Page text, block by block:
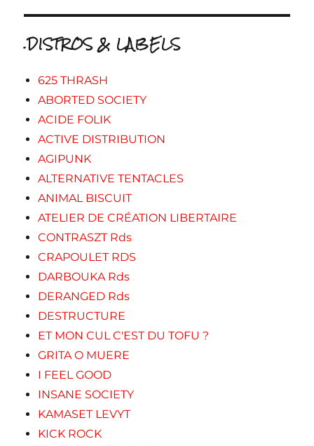
.DISTROS & LABELS
625 THRASH
ABORTED SOCIETY
ACIDE FOLIK
ACTIVE DISTRIBUTION
AGIPUNK
ALTERNATIVE TENTACLES
ANIMAL BISCUIT
ATELIER DE CRÉATION LIBERTAIRE
CONTRASZT Rds
CRAPOULET RDS
DARBOUKA Rds
DERANGED Rds
DESTRUCTURE
ET MON CUL C'EST DU TOFU ?
GRITA O MUERE
I FEEL GOOD
INSANE SOCIETY
KAMASET LEVYT
KICK ROCK